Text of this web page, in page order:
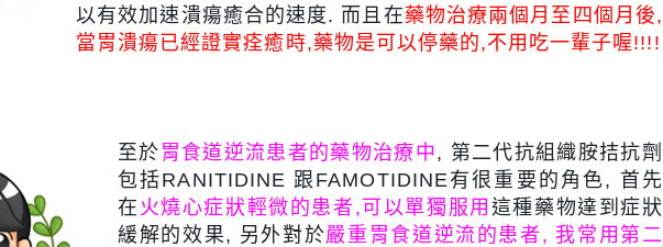
以有效加速潰瘍癒合的速度. 而且在藥物治療兩個月至四個月後,
當胃潰瘍已經證實痊癒時,藥物是可以停藥的,不用吃一輩子喔!!!!
至於 胃食道逆流患者的藥物治療中, 第二代抗組織胺拮抗劑
包括RANITIDINE 跟FAMOTIDINE有很重要的角色, 首先
在 火燒心症狀輕微的患者,可以單獨服用 這種藥物達到症狀
緩解的效果, 另外對於嚴重胃食道逆流的患者, 我常用第二